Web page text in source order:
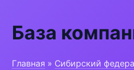
База
Главная » Сибирский